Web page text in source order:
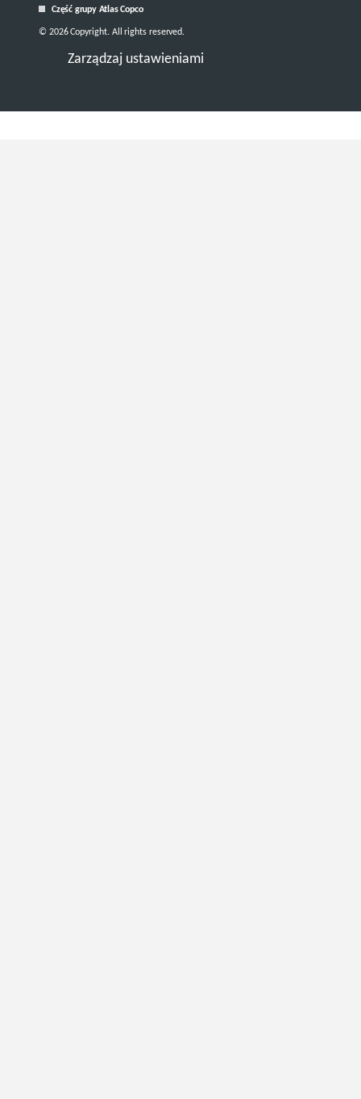
Część grupy Atlas Copco
Zarządzaj ustawieniami
© 2026 Copyright. All rights reserved.